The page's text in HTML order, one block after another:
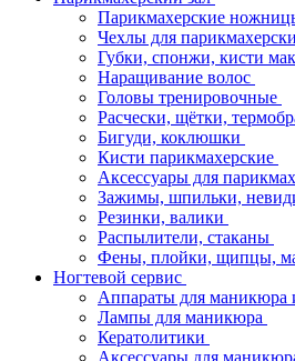
Парикмахерские
Чехлы для
Губки, спонжи, кисти
Наращивание волос
Головы тренировочные
Расчески, щётки,
Бигуди, коклюшки
Кисти парикмахерские
Аксессуары для
Зажимы, шпильки,
Резинки, валики
Распылители, стаканы
Фены, плойки, щипцы,
Ногтевой сервис
Аппараты для маникюра
Лампы для маникюра
Кератолитики
Аксессуары для